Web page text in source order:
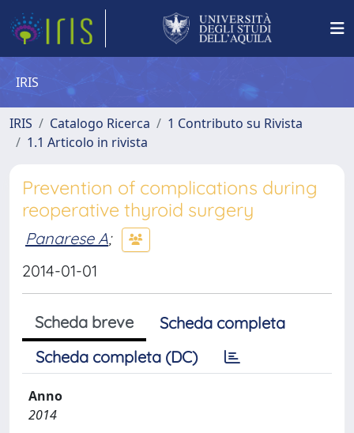
IRIS
IRIS Catalogo Ricerca
1 Contributo su Rivista
1.1 Articolo in rivista
Prevention of complications during
reoperative thyroid surgery
Panarese A;
2014-01-01
Scheda breve
Scheda completa
Scheda completa (DC)
Anno
2014